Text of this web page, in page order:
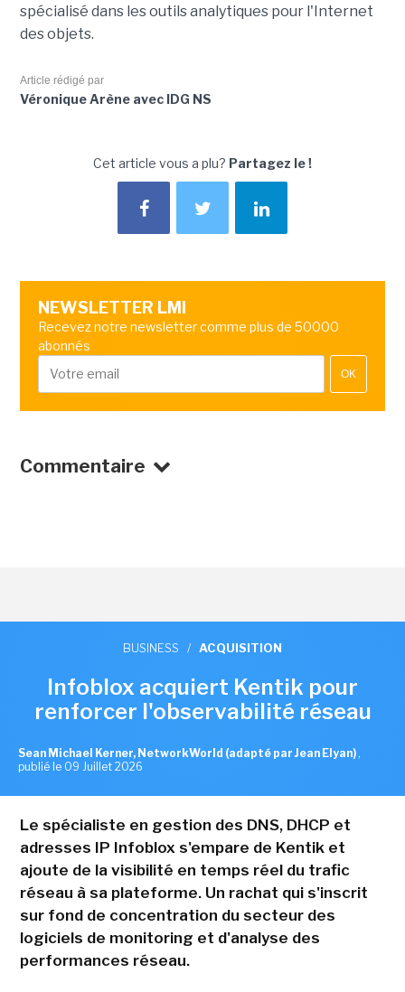
spécialisé dans les outils analytiques pour l'Internet
des objets.
Article rédigé par
Véronique Arène avec IDG NS
Cet article vous a plu? Partagez le !
NEWSLETTER LMI
Recevez notre newsletter comme plus de 50000
abonnés
OK
Commentaire
BUSINESS / ACQUISITION
Infoblox acquiert Kentik pour
renforcer l'observabilité réseau
Sean Michael Kerner, NetworkWorld (adapté par Jean Elyan) ,
publié le 09 Juillet 2026
Le spécialiste en gestion des DNS, DHCP et
adresses IP Infoblox s'empare de Kentik et
ajoute de la visibilité en temps réel du trafic
réseau à sa plateforme. Un rachat qui s'inscrit
sur fond de concentration du secteur des
logiciels de monitoring et d'analyse des
performances réseau.